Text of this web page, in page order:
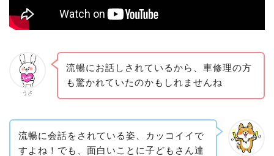
うさ
流暢にお話しされているから、車修理の方
も驚かれていたのかもしれませんね
流暢に会話をされている姿、カッコイイで
すよね！でも、面白いことに子どもさん達